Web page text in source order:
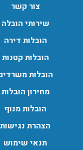
הובלות מנוף
שירותי הובלה עם
הובלות מנוף
העברת פריטים
תכולת דירה שלמה
צור קשר
שירותי הובלה
הובלות דירה
הובלות קטנות
הובלות
מחירון הובלות
הובלות מנוף
הצהרת נגישות
תנאי שימוש